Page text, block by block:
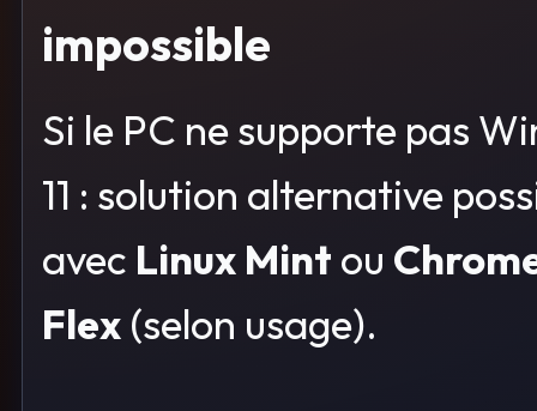
impossible
Si le PC ne supporte pas
11 : solution alternative
avec Linux Mint ou
Flex (selon usage).